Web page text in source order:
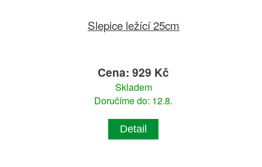
Slepice ležící 25cm
Cena: 929 Kč
Skladem
Doručíme do: 12.8.
Detail